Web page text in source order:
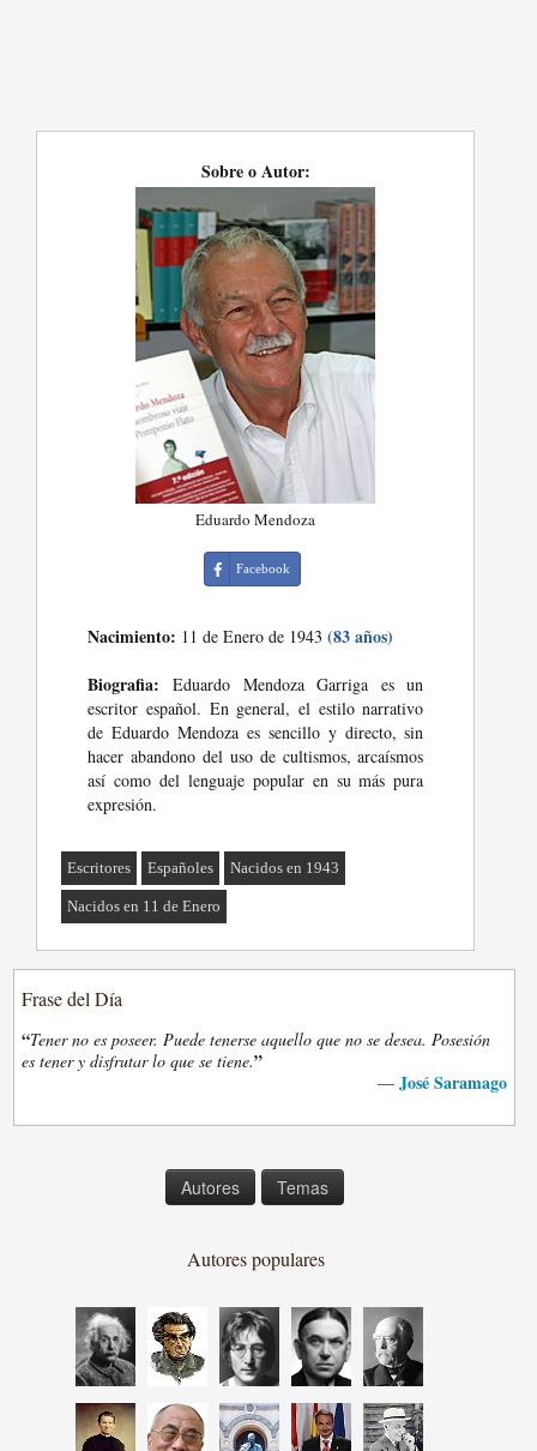
Sobre o Autor:
Eduardo Mendoza
Facebook
Nacimiento: 11 de Enero de 1943(83 años)
Biografia: Eduardo Mendoza Garriga es un
escritor español. En general, el estilo narrativo
de Eduardo Mendoza es sencillo y directo, sin
hacer abandono del uso de cultismos, arcaísmos
así como del lenguaje popular en su más pura
expresión.
Escritores Españoles Nacidos en 1943
Nacidos en 11 de Enero
Frase del Día
“Tener no es poseer. Puede tenerse aquello que no se desea. Posesión
es tener y disfrutar lo que se tiene.”
— José Saramago
Autores Temas
Autores populares